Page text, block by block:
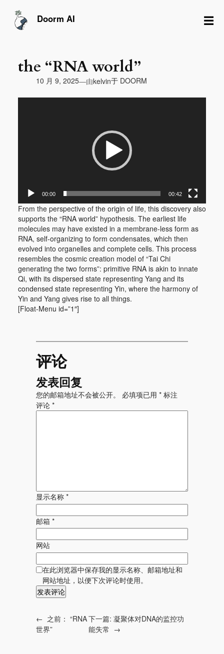
Doorm AI ☰
the “RNA world”
10 月 9, 2025—由kelvin于 DOORM
00:00 00:42
From the perspective of the origin of life, this discovery also
supports the “RNA world” hypothesis. The earliest life
molecules may have existed in a membrane-less form as
RNA, self-organizing to form condensates, which then
evolved into organelles and complete cells. This process
resembles the cosmic creation model of “Tai Chi
generating the two forms”: primitive RNA is akin to innate
Qi, with its dispersed state representing Yang and its
condensed state representing Yin, where the harmony of
Yin and Yang gives rise to all things.
[Float-Menu id=”1″]
评论
发表回复
您的邮箱地址不会被公开。 必填项已用 *标注
评论 *
显示名称 *
邮箱 *
网站
在此浏览器中保存我的显示名称、邮箱地址和
网站地址，以便下次评论时使用。
← 之前： “RNA
世界”
下一篇:凝聚体对DNA的监控功
能失常 →